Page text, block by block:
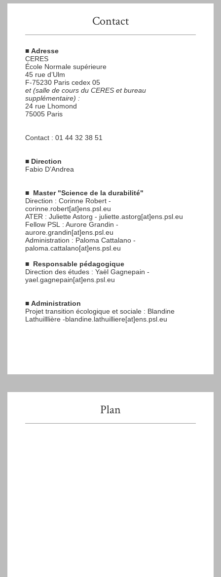
Contact
■ Adresse
CERES
École Normale supérieure
45 rue d’Ulm
F-75230 Paris cedex 05
et (salle de cours du CERES et bureau
supplémentaire) :
24 rue Lhomond
75005 Paris
Contact : 01 44 32 38 51
■ Direction
Fabio D’Andrea
■ Master "Science de la durabilité"
Direction : Corinne Robert -
corinne.robert[at]ens.psl.eu
ATER : Juliette Astorg - juliette.astorg[at]ens.psl.eu
Fellow PSL : Aurore Grandin -
aurore.grandin[at]ens.psl.eu
Administration : Paloma Cattalano -
paloma.cattalano[at]ens.psl.eu
■ Responsable pédagogique
Direction des études : Yaël Gagnepain -
yael.gagnepain[at]ens.psl.eu
■ Administration
Projet transition écologique et sociale : Blandine
Lathuilllière -blandine.lathuilliere[at]ens.psl.eu
Plan